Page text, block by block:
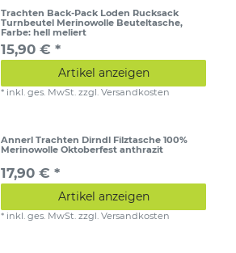
Trachten Back-Pack Loden Rucksack
Turnbeutel Merinowolle Beuteltasche,
Farbe: hell meliert
15,90 € *
Artikel anzeigen
* inkl. ges. MwSt. zzgl.Versandkosten
Annerl Trachten Dirndl Filztasche 100%
Merinowolle Oktoberfest anthrazit
17,90 € *
Artikel anzeigen
* inkl. ges. MwSt. zzgl.Versandkosten